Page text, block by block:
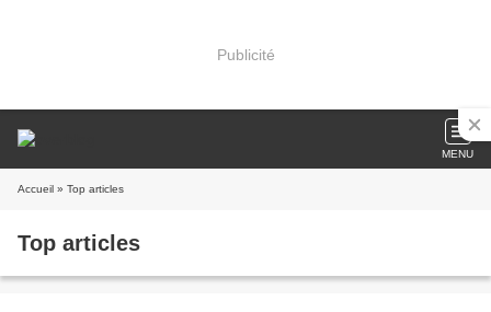
Publicité
MENU
Accueil » Top articles
Top articles